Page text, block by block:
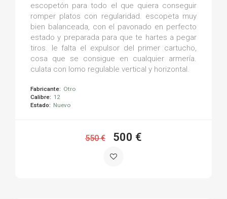
escopetón para todo el que quiera conseguir
romper platos con regularidad. escopeta muy
bien balanceada, con el pavonado en perfecto
estado y preparada para que te hartes a pegar
tiros. le falta el expulsor del primer cartucho,
cosa que se consigue en cualquier armería.
culata con lomo regulable vertical y horizontal.
Fabricante: Otro
Calibre: 12
Estado: Nuevo
550 € 500 €